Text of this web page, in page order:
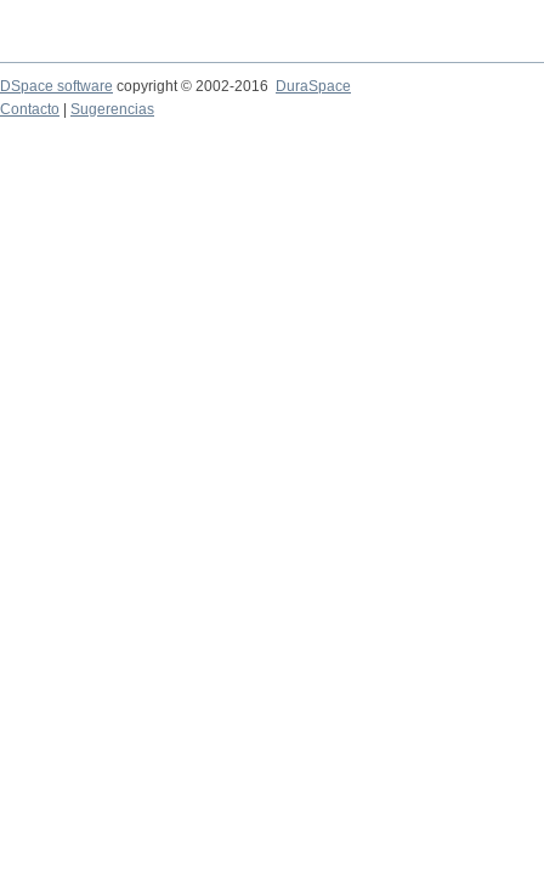
DSpace software copyright © 2002-2016
DuraSpace
Contacto
Sugerencias